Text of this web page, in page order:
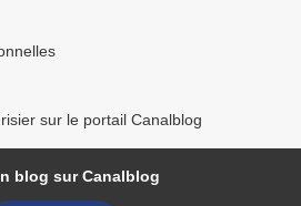
sur le portail Canalblog
blog sur Canalblog